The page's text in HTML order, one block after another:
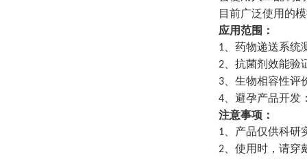
目前广泛使用的
应用范围：
1 药物递送系统
2 抗菌剂效能验
3 生物相容性评
4 避孕产品开发
注意事项：
1 、产品仅供科
2 、使用时，请